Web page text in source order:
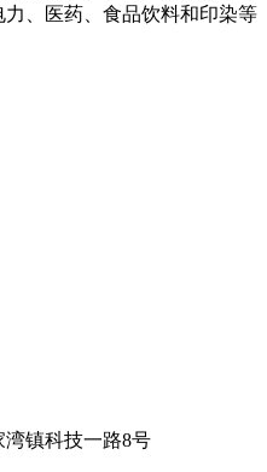
、医药、食品饮料和印染等
镇科技一路8号